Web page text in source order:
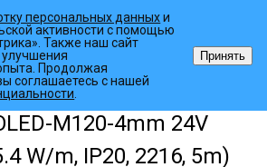
товаров • Светодиодные ленты
M120-4mm 24V
W/m, IP20, 2216, 5m)
персональных данныхи
активности с помощью
Также наш сайт
улучшения
Продолжая
соглашаетесь с нашей
Принять